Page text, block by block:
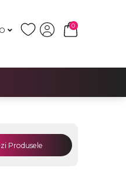
0
Produsele